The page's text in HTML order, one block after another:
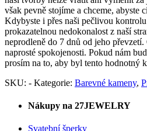
však pevně stojíme a chceme, abyste
Kdybyste i přes naši pečlivou
prokazatelnou nedokonalost z naší
neprodleně do 7 dnů od jeho převzetí.
naprosté spokojenosti. Pokud nám
prosím na to, aby byl tento hodnotný
SKU: - Kategorie: Barevné kameny,
Nákupy na 27JEWELRY
Svatební šperky